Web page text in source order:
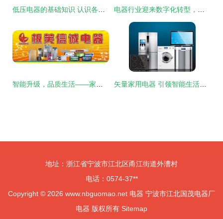
地址：浙江省宁波市江北区甬江街道外漕村
电话：0574-37**
Copyright © 2026 www.nbguomao.net 电器 宁波市江北国茂电器厂
电器 版权所有 Sitemap